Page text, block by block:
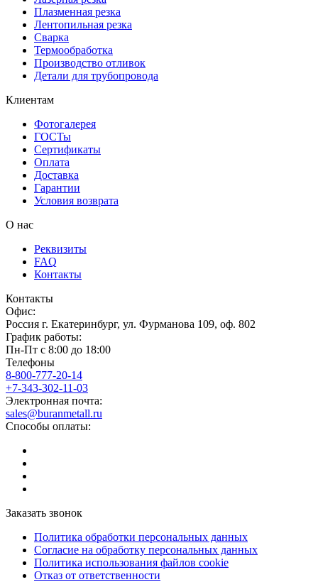
Плазменная резка
Лентопильная резка
Сварка
Термообработка
Производство отливок
Детали для трубопровода
Клиентам
Фотогалерея
ГОСТы
Сертификаты
Оплата
Доставка
Гарантии
Условия возврата
О нас
Реквизиты
FAQ
Контакты
Контакты
Офис:
Россия г. Екатеринбург, ул. Фурманова 109, оф. 802
График работы:
Пн-Пт с 8:00 до 18:00
Телефоны
8-800-777-20-14
+7-343-302-11-03
Электронная почта:
sales@buranmetall.ru
Способы оплаты:
Заказать звонок
Политика обработки персональных данных
Согласие на обработку персональных данных
Политика использования файлов cookie
Отказ от ответственности